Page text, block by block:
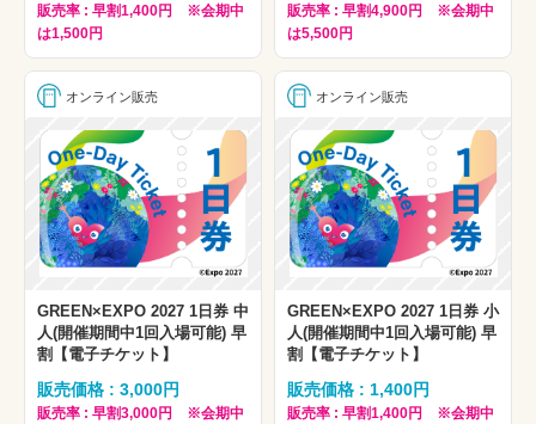
販売率 : 早割1,400円 ※会期中
は1,500円
販売率 : 早割4,900円 ※会期中
は5,500円
オンライン販売
GREEN×EXPO 2027 1日券 中
人(開催期間中1回入場可能) 早
割【電子チケット】
販売価格 : 3,000円
販売率 : 早割3,000円 ※会期中
オンライン販売
GREEN×EXPO 2027 1日券 小
人(開催期間中1回入場可能) 早
割【電子チケット】
販売価格 : 1,400円
販売率 : 早割1,400円 ※会期中